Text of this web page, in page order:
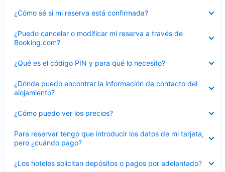
¿Cómo sé si mi reserva está confirmada?
cerrado
¿Puedo cancelar o modificar mi reserva a través de
Booking.com?
cerrado
¿Qué es el código PIN y para qué lo necesito?
cerrado
¿Dónde puedo encontrar la información de contacto del
alojamiento?
cerrado
¿Cómo puedo ver los precios?
cerrado
Para reservar tengo que introducir los datos de mi tarjeta,
pero ¿cuándo pago?
cerrado
¿Los hoteles solicitan depósitos o pagos por adelantado?
cerrado